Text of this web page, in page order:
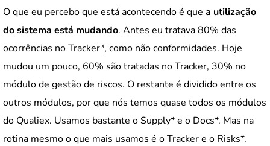
O que eu percebo que está acontecendo é que a utilização
do sistema está mudando. Antes eu tratava 80% das
ocorrências no Tracker*, como não conformidades. Hoje
mudou um pouco, 60% são tratadas no Tracker, 30% no
módulo de gestão de riscos. O restante é dividido entre os
outros módulos, por que nós temos quase todos os módulos
do Qualiex. Usamos bastante o Supply* e o Docs*. Mas na
rotina mesmo o que mais usamos é o Tracker e o Risks*.